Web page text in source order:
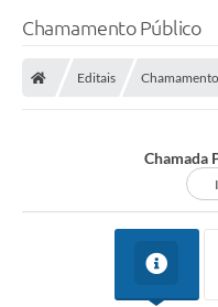
Chamamento Público
Editais
Chamada